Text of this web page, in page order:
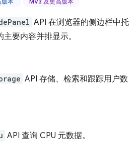
API 在浏览器的侧边栏中托
要内容并排显示。
API 存储、检索和跟踪用户数
API 查询 CPU 元数据。